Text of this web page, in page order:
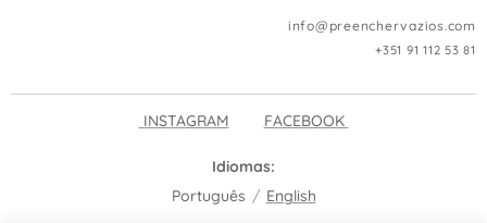
info@preenchervazios.com
+351 91 112 53 81
INSTAGRAM FACEBOOK
Idiomas
Português
English